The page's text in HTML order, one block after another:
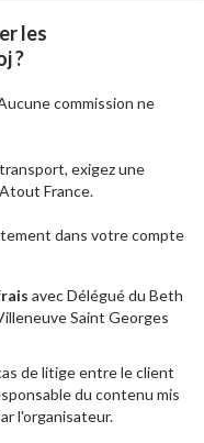
les
?
commission ne
exigez une
France.
dans votre compte
avec Délégué du Beth
Saint Georges
de litige entre le client
du contenu mis
l'organisateur.